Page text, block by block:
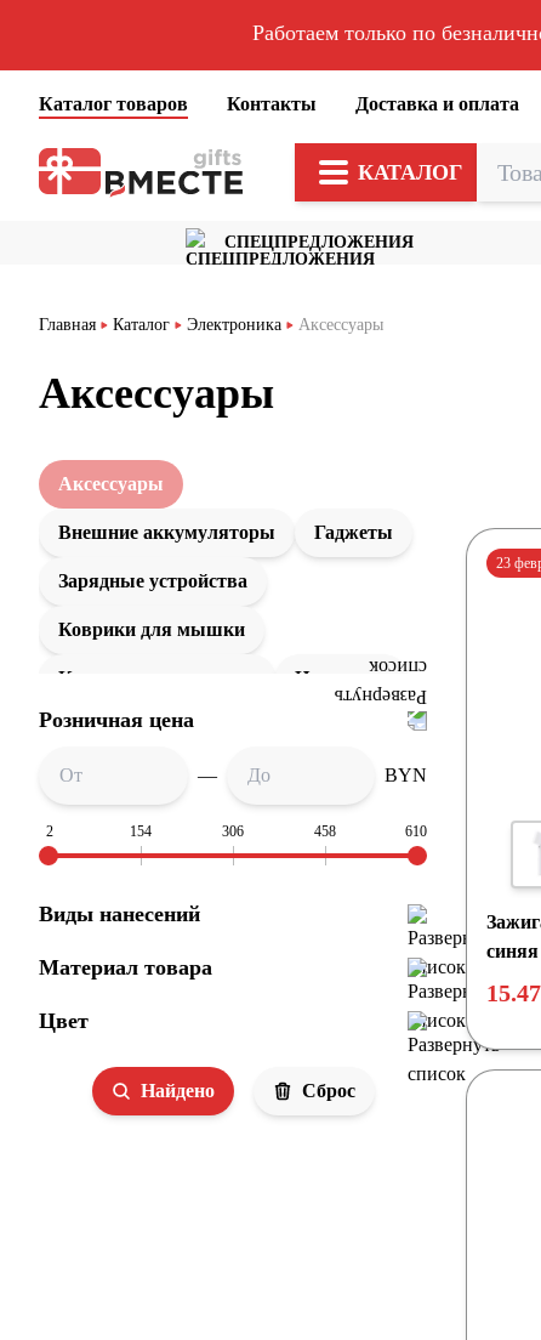
Работаем только по
Каталог товаров Контакты Доставка и оплата
КАТАЛОГ
СПЕЦПРЕДЛОЖЕНИЯ
Главная Каталог Электроника Аксессуары
Аксессуары
Аксессуары
Внешние аккумуляторы Гаджеты
Зарядные устройства
Коврики для мышки
Компьютерные мыши Наушники
Портативная акустика
Увлажнители Флешки
Розничная цена
— BYN
2 154 306 458 610
Виды нанесений
Материал товара
Цвет
Найдено Сброс
23
синяя